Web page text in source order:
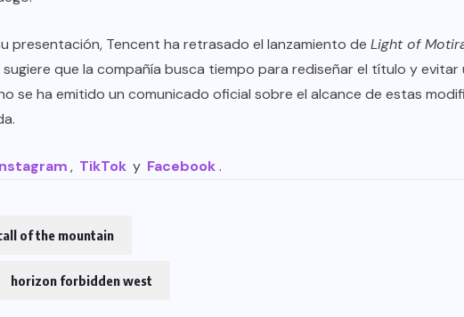
presentación, Tencent ha retrasado el lanzamiento de Light of
que la compañía busca tiempo para rediseñar el título y
se ha emitido un comunicado oficial sobre el alcance de estas
, TikTok y Facebook.
of the mountain
horizon forbidden west